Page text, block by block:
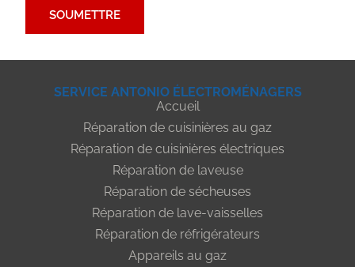
SOUMETTRE
SERVICE ANTONIO ÉLECTROMÉNAGERS
Accueil
Réparation de cuisinières au gaz
Réparation de cuisinières électriques
Réparation de laveuse
Réparation de sécheuses
Réparation de lave-vaisselles
Réparation de réfrigérateurs
Appareils au gaz